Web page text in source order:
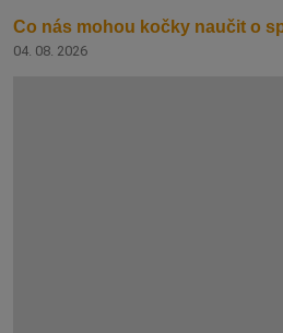
Co nás mohou kočky naučit o
04. 08. 2026